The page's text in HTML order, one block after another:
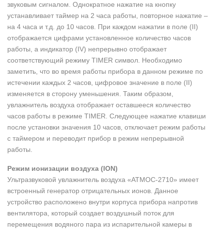
звуковым сигналом. Однократное нажатие на кнопку
устанавливает таймер на 2 часа работы, повторное нажатие –
на 4 часа и т.д. до 10 часов. При каждом нажатии в поле (II)
отображается цифрами установленное количество часов
работы, а индикатор (IV) непрерывно отображает
соответствующий режиму TIMER символ. Необходимо
заметить, что во время работы прибора в данном режиме по
истечении каждых 2 часов, цифровое значение в поле (II)
изменяется в сторону уменьшения. Таким образом,
увлажнитель воздуха отображает оставшееся количество
часов работы в режиме TIMER. Следующее нажатие клавиши
после установки значения 10 часов, отключает режим работы
с таймером и переводит прибор в режим непрерывной
работы.
Режим ионизации воздуха (ION)
Ультразвуковой увлажнитель воздуха «АТМОС-2710» имеет
встроенный генератор отрицательных ионов. Данное
устройство расположено внутри корпуса прибора напротив
вентилятора, который создает воздушный поток для
перемещения водяного пара из испарительной камеры в